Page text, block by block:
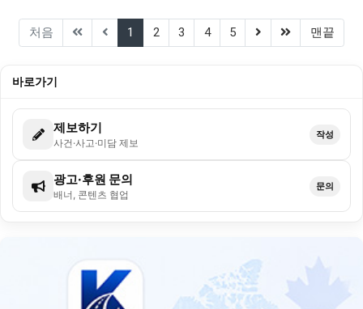
처음 1 (current)
2 3 4 5 (next)(last)맨끝
바로가기
제보하기
사건·사고·미담 제보
작성
광고·후원 문의
배너, 콘텐츠 협업
문의